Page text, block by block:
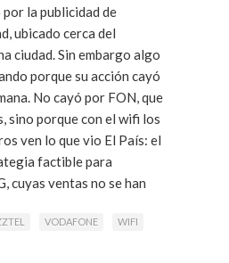
embargo algo
porque su acción cayó
FON, que
sino porque con el wifi los
ven lo que vio El País: el
factible para
cuyas ventas no se han
VODAFONE
WIFI